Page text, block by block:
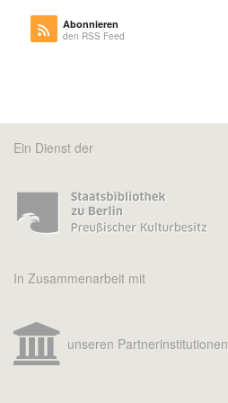
Abonnieren
den RSS Feed
Ein Dienst der
In Zusammenarbeit mit
unseren Partnerinstitutionen